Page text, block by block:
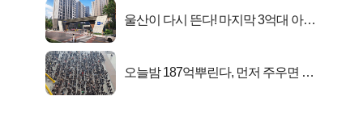
울산이 다시 뜬다! 마지막 3억대 아파
오늘밤 187억뿌린다, 먼저 주우면 최